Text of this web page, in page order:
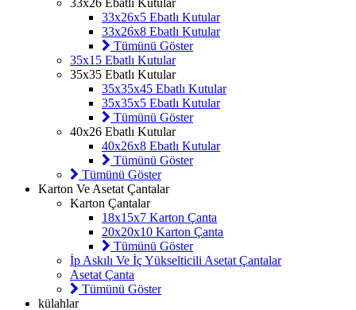
33x26 Ebatlı Kutular
33x26x5 Ebatlı Kutular
33x26x8 Ebatlı Kutular
Tümünü Göster
35x15 Ebatlı Kutular
35x35 Ebatlı Kutular
35x35x45 Ebatlı Kutular
35x35x5 Ebatlı Kutular
Tümünü Göster
40x26 Ebatlı Kutular
40x26x8 Ebatlı Kutular
Tümünü Göster
Tümünü Göster
Karton Ve Asetat Çantalar
Karton Çantalar
18x15x7 Karton Çanta
20x20x10 Karton Çanta
Tümünü Göster
İp Askılı Ve İç Yükselticili Asetat Çantalar
Asetat Çanta
Tümünü Göster
külahlar